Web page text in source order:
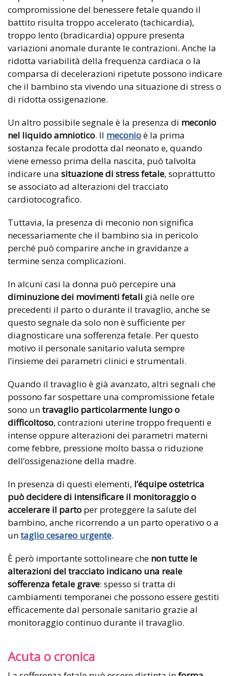
compromissione del benessere fetale quando il
battito risulta troppo accelerato (tachicardia),
troppo lento (bradicardia) oppure presenta
variazioni anomale durante le contrazioni. Anche la
ridotta variabilità della frequenza cardiaca o la
comparsa di decelerazioni ripetute possono indicare
che il bambino sta vivendo una situazione di stress o
di ridotta ossigenazione.
Un altro possibile segnale è la presenza di meconio
nel liquido amniotico. Il meconioè la prima
sostanza fecale prodotta dal neonato e, quando
viene emesso prima della nascita, può talvolta
indicare una situazione di stress fetale, soprattutto
se associato ad alterazioni del tracciato
cardiotocografico.
Tuttavia, la presenza di meconio non significa
necessariamente che il bambino sia in pericolo
perché può comparire anche in gravidanze a
termine senza complicazioni.
In alcuni casi la donna può percepire una
diminuzione dei movimenti fetali già nelle ore
precedenti il parto o durante il travaglio, anche se
questo segnale da solo non è sufficiente per
diagnosticare una sofferenza fetale. Per questo
motivo il personale sanitario valuta sempre
l’insieme dei parametri clinici e strumentali.
Quando il travaglio è già avanzato, altri segnali che
possono far sospettare una compromissione fetale
sono untravaglio particolarmente lungo o
difficoltoso, contrazioni uterine troppo frequenti e
intense oppure alterazioni dei parametri materni
come febbre, pressione molto bassa o riduzione
dell’ossigenazione della madre.
In presenza di questi elementi, l’équipe ostetrica
può decidere di intensificare il monitoraggio o
accelerare il parto per proteggere la salute del
bambino, anche ricorrendo a un parto operativo o a
untaglio cesareo urgente.
È però importante sottolineare che non tutte le
alterazioni del tracciato indicano una reale
sofferenza fetale grave: spesso si tratta di
cambiamenti temporanei che possono essere gestiti
efficacemente dal personale sanitario grazie al
monitoraggio continuo durante il travaglio.
Acuta o cronica